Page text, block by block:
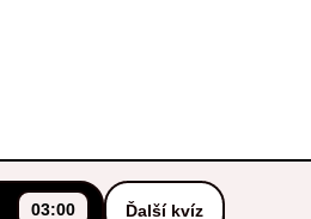
03:00 Ďalší kvíz